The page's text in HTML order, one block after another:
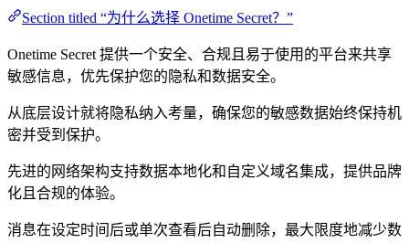
Section titled “为什么选择 Onetime Secret？”
Onetime Secret 提供一个安全、合规且易于使用的平台来共享
敏感信息，优先保护您的隐私和数据安全。
从底层设计就将隐私纳入考量，确保您的敏感数据始终保持机
密并受到保护。
先进的网络架构支持数据本地化和自定义域名集成，提供品牌
化且合规的体验。
消息在设定时间后或单次查看后自动删除，最大限度地减少数